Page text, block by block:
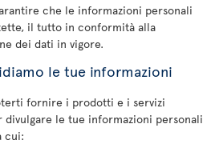
che le informazioni personali
il tutto in conformità alla
dei dati in vigore.
le tue informazioni
fornire i prodotti e i servizi
le tue informazioni personali
cui: